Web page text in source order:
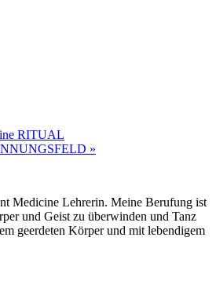
RITUAL
»
Medicine Lehrerin. Meine Berufung ist
und Geist zu überwinden und Tanz
geerdeten Körper und mit lebendigem